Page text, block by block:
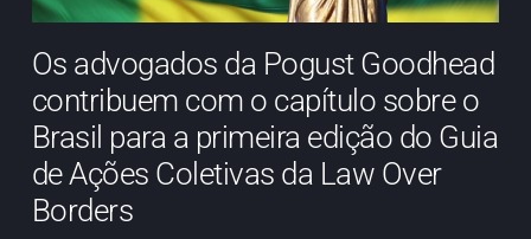
Os advogados da Pogust Goodhead
contribuem com o capítulo sobre o
Brasil para a primeira edição do Guia
de Ações Coletivas da Law Over
Borders